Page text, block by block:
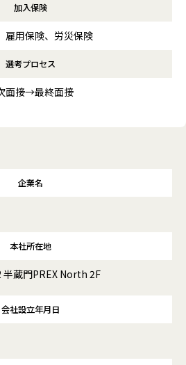
加入保険
雇用保険、労災保険
選考プロセス
面接→最終面接
企業名
本社所在地
蔵門PREX North 2F
会社設立年月日